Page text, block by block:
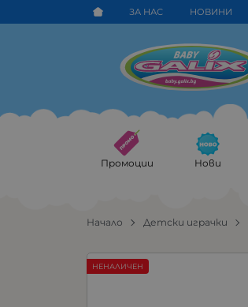
ЗА НАС НОВИНИ
Промоции Нови
Начало Детски играчки
НЕНАЛИЧЕН